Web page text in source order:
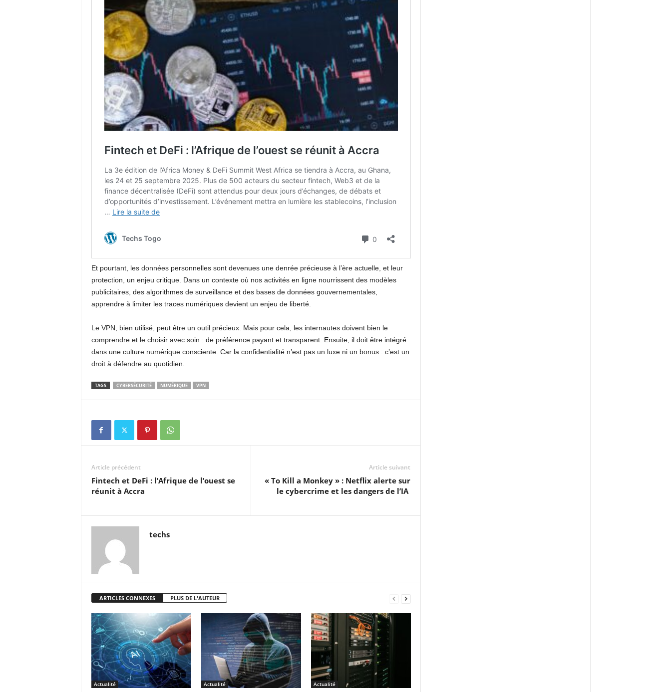
Et pourtant, les données personnelles sont devenues une denrée précieuse à l’ère actuelle, et leur
protection, un enjeu critique. Dans un contexte où nos activités en ligne nourrissent des modèles
publicitaires, des algorithmes de surveillance et des bases de données gouvernementales,
apprendre à limiter les traces numériques devient un enjeu de liberté.
Le VPN, bien utilisé, peut être un outil précieux. Mais pour cela, les internautes doivent bien le
comprendre et le choisir avec soin : de préférence payant et transparent. Ensuite, il doit être intégré
dans une culture numérique consciente. Car la confidentialité n’est pas un luxe ni un bonus : c’est un
droit à défendre au quotidien.
TAGS CYBERSÉCURITÉ NUMÉRIQUE VPN
Article précédent
Fintech et DeFi : l’Afrique de l’ouest se
réunit à Accra
Article suivant
« To Kill a Monkey » : Netflix alerte sur
le cybercrime et les dangers de l’IA
techs
ARTICLES CONNEXES PLUS DE L'AUTEUR
Actualité Actualité Actualité